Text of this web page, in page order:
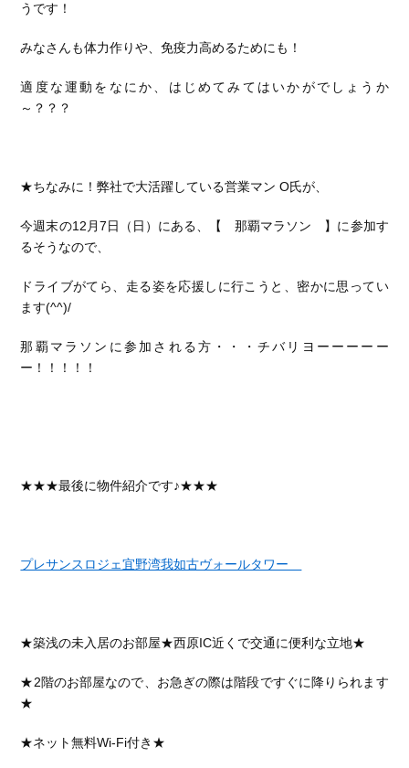
うです！
みなさんも体力作りや、免疫力高めるためにも！
適度な運動をなにか、はじめてみてはいかがでしょうか
～？？？
★ちなみに！弊社で大活躍している営業マン O氏が、
今週末の12月7日（日）にある、【 那覇マラソン 】に参加す
るそうなので、
ドライブがてら、走る姿を応援しに行こうと、密かに思ってい
ます(^^)/
那覇マラソンに参加される方・・・チバリヨーーーーー
ー！！！！！
★★★最後に物件紹介です♪★★★
プレサンスロジェ宜野湾我如古ヴォールタワー
★築浅の未入居のお部屋★西原IC近くで交通に便利な立地★
★2階のお部屋なので、お急ぎの際は階段ですぐに降りられます
★
★ネット無料Wi-Fi付き★